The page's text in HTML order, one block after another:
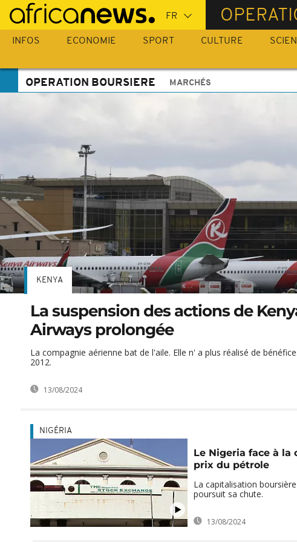
Passer
au
contenu
INFOS ECONOMIE SPORT CULTURE
OPERATION BOURSIERE MARCHÉS
KENYA
La suspension des actions de
Airways prolongée
La compagnie aérienne bat de l'aile. Elle n' a plus réalisé de
2012.
13/08/2024
NIGÉRIA
Le Nigeria face à la
prix du pétrole
La capitalisation
poursuit sa chute.
13/08/2024